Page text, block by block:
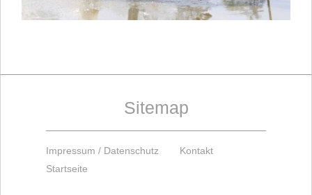
Sitemap
Impressum / Datenschutz
Kontakt
Startseite